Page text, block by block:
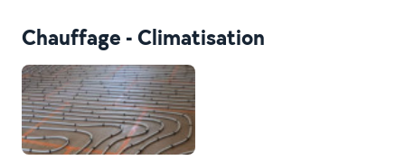
Chauffage - Climatisation